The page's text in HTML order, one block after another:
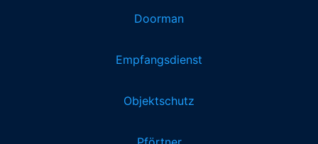
Doorman
Empfangsdienst
Objektschutz